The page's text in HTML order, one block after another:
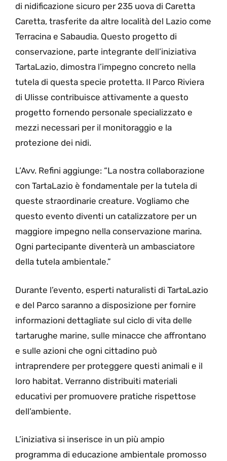
di nidificazione sicuro per 235 uova di Caretta
Caretta, trasferite da altre località del Lazio come
Terracina e Sabaudia. Questo progetto di
conservazione, parte integrante dell’iniziativa
TartaLazio, dimostra l’impegno concreto nella
tutela di questa specie protetta. Il Parco Riviera
di Ulisse contribuisce attivamente a questo
progetto fornendo personale specializzato e
mezzi necessari per il monitoraggio e la
protezione dei nidi.
L’Avv. Refini aggiunge: “La nostra collaborazione
con TartaLazio è fondamentale per la tutela di
queste straordinarie creature. Vogliamo che
questo evento diventi un catalizzatore per un
maggiore impegno nella conservazione marina.
Ogni partecipante diventerà un ambasciatore
della tutela ambientale.”
Durante l’evento, esperti naturalisti di TartaLazio
e del Parco saranno a disposizione per fornire
informazioni dettagliate sul ciclo di vita delle
tartarughe marine, sulle minacce che affrontano
e sulle azioni che ogni cittadino può
intraprendere per proteggere questi animali e il
loro habitat. Verranno distribuiti materiali
educativi per promuovere pratiche rispettose
dell’ambiente.
L’iniziativa si inserisce in un più ampio
programma di educazione ambientale promosso